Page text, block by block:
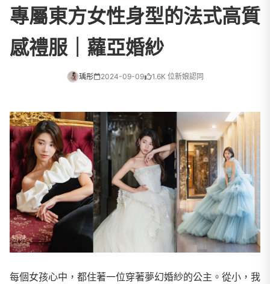
專屬東方女性身型的法式高質
感禮服｜蘿亞婚紗
瑀彤 2024-09-09 1.6K 位新娘認同
每個女孩心中，都住著一位穿著夢幻婚紗的公主。從小，我